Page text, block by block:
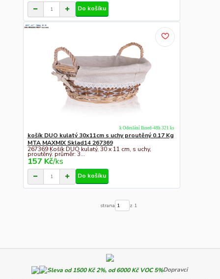
Do košíku
košík DUO kulatý 30x11cm s uchy proutěný 0.17 Kg
MTA MAXMIX Sklad14 267369
267369 Košík DUO kulatý, 30 x 11 cm, s uchy,
proutěný. průměr: 3...
157 Kč/ks
k Odeslání Ihned-48h 321 ks
Do košíku
strana z 1
Dopravci